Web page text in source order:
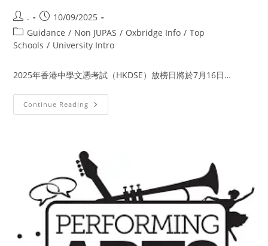
.
10/09/2025
Guidance / Non JUPAS / Oxbridge Info / Top
Schools / University Intro
2025年香港中學文憑考試（HKDSE）放榜日將於7月16日…
Continue Reading